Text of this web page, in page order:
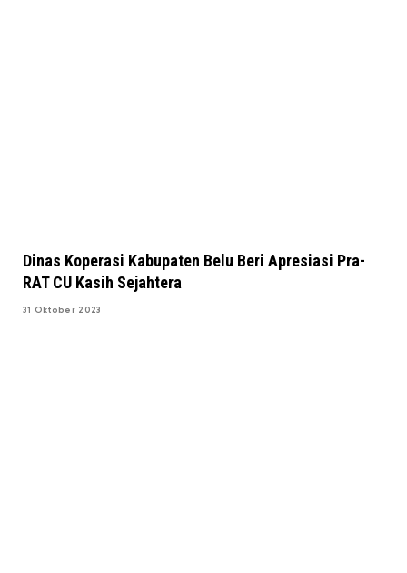
Dinas Koperasi Kabupaten Belu Beri Apresiasi Pra-
RAT CU Kasih Sejahtera
31 Oktober 2023